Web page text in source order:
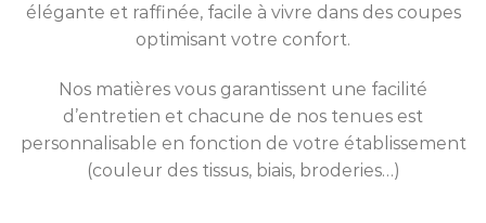
élégante et raffinée, facile à vivre dans des coupes
optimisant votre confort.
Nos matières vous garantissent une facilité
d’entretien et chacune de nos tenues est
personnalisable en fonction de votre établissement
(couleur des tissus, biais, broderies…)